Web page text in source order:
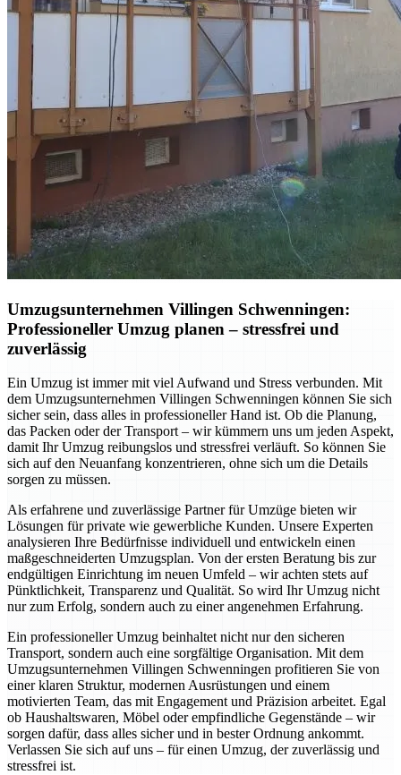
Umzugsunternehmen Villingen Schwenningen:
Professioneller Umzug planen – stressfrei und
zuverlässig
Ein Umzug ist immer mit viel Aufwand und Stress verbunden. Mit
dem Umzugsunternehmen Villingen Schwenningen können Sie sich
sicher sein, dass alles in professioneller Hand ist. Ob die Planung,
das Packen oder der Transport – wir kümmern uns um jeden Aspekt,
damit Ihr Umzug reibungslos und stressfrei verläuft. So können Sie
sich auf den Neuanfang konzentrieren, ohne sich um die Details
sorgen zu müssen.
Als erfahrene und zuverlässige Partner für Umzüge bieten wir
Lösungen für private wie gewerbliche Kunden. Unsere Experten
analysieren Ihre Bedürfnisse individuell und entwickeln einen
maßgeschneiderten Umzugsplan. Von der ersten Beratung bis zur
endgültigen Einrichtung im neuen Umfeld – wir achten stets auf
Pünktlichkeit, Transparenz und Qualität. So wird Ihr Umzug nicht
nur zum Erfolg, sondern auch zu einer angenehmen Erfahrung.
Ein professioneller Umzug beinhaltet nicht nur den sicheren
Transport, sondern auch eine sorgfältige Organisation. Mit dem
Umzugsunternehmen Villingen Schwenningen profitieren Sie von
einer klaren Struktur, modernen Ausrüstungen und einem
motivierten Team, das mit Engagement und Präzision arbeitet. Egal
ob Haushaltswaren, Möbel oder empfindliche Gegenstände – wir
sorgen dafür, dass alles sicher und in bester Ordnung ankommt.
Verlassen Sie sich auf uns – für einen Umzug, der zuverlässig und
stressfrei ist.